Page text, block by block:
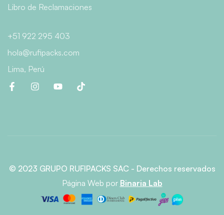
Libro de Reclamaciones
+51 922 295 403
hola@rufipacks.com
Lima, Perú
© 2023 GRUPO RUFIPACKS SAC - Derechos reservados
Página Web por Binaria Lab